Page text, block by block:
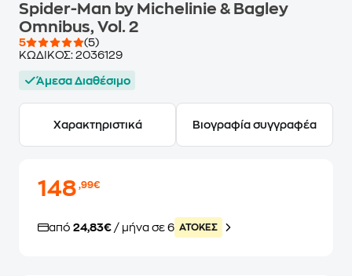
Spider-Man by Michelinie & Bagley
Omnibus, Vol. 2
5
(5)
ΚΩΔΙΚΟΣ: 2036129
Άμεσα Διαθέσιμο
Χαρακτηριστικά Βιογραφία συγγραφέα
148,99€
από 24,83€ / μήνα σε 6 ATOKEΣ